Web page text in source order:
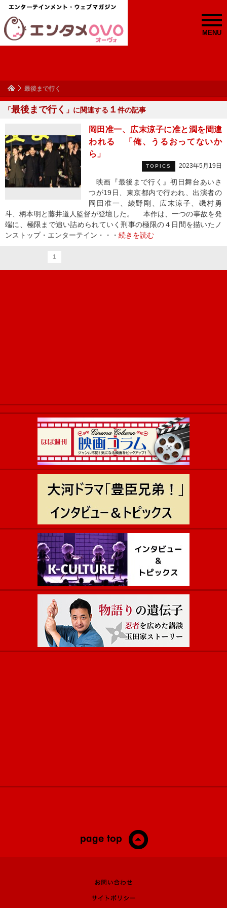
MENU
最後まで行く
「最後まで行く 」に関連する １ 件の記事
岡田准一、広末涼子に准と潤を間違
われる 「俺、うるおってないか
ら」
TOPICS 2023年5月19日
映画『最後まで行く』初日舞台あいさ
つが19日、東京都内で行われ、出演者の
岡田准一、綾野剛、広末涼子、磯村勇
斗、柄本明と藤井道人監督が登壇した。 本作は、一つの事故を発
端に、極限まで追い詰められていく刑事の極限の４日間を描いたノ
ンストップ・エンターテイン・・・ 続きを読む
1